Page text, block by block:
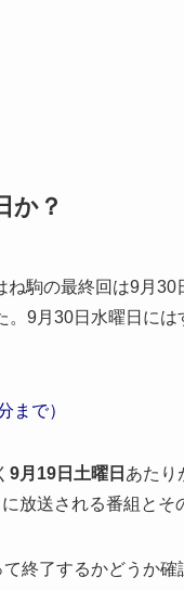
か？
駒の最終回は9月
9月30日水曜日には
まで）
9月19日土曜日 あたり
放送される番組とそ
終了するかどうか確